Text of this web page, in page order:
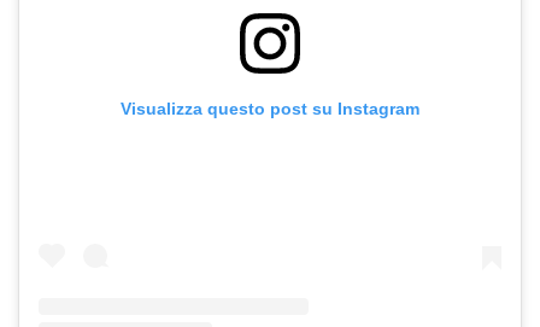
Visualizza questo post su Instagram